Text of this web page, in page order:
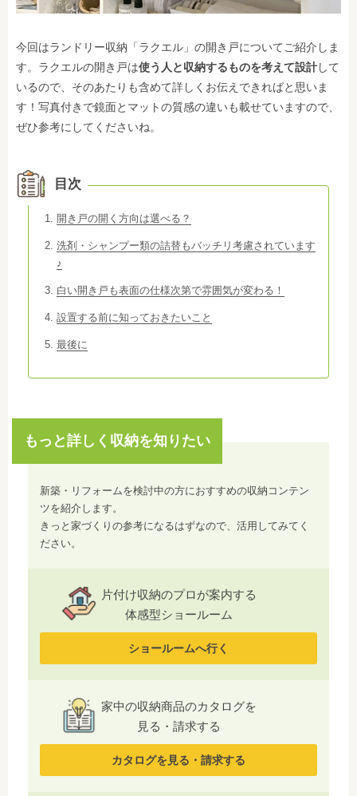
今回はランドリー収納「ラクエル」の開き戸についてご紹介しま
す。ラクエルの開き戸は使う人と収納するものを考えて設計して
いるので、そのあたりも含めて詳しくお伝えできればと思いま
す！写真付きで鏡面とマットの質感の違いも載せていますので、
ぜひ参考にしてくださいね。
目次
開き戸の開く方向は選べる？
洗剤・シャンプー類の詰替もバッチリ考慮されています
♪
白い開き戸も表面の仕様次第で雰囲気が変わる！
設置する前に知っておきたいこと
最後に
もっと詳しく収納を知りたい
新築・リフォームを検討中の方におすすめの収納コンテン
ツを紹介します。
きっと家づくりの参考になるはずなので、活用してみてく
ださい。
片付け収納のプロが案内する
体感型ショールーム
ショールームへ行く
家中の収納商品のカタログを
見る・請求する
カタログを見る・請求する